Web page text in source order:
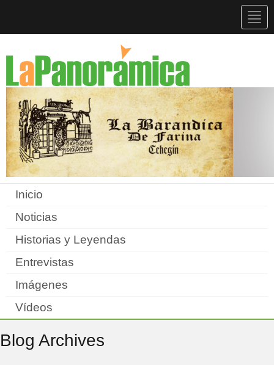
Inicio
Noticias
Historias y Leyendas
Entrevistas
Imágenes
Vídeos
Blog Archives